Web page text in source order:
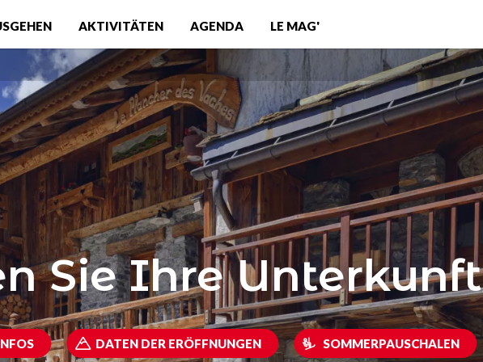
AKTIVITÄTEN AGENDA LE MAG'
Sie Ihre Unterkunft
DATEN DER ERÖFFNUNGEN SOMMERPAUSCHALEN